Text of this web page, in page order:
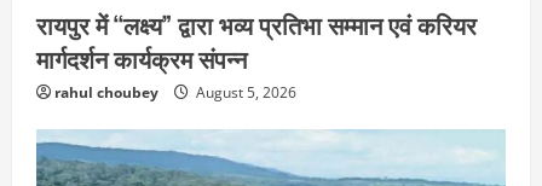
रायपुर में “लक्ष्य” द्वारा भव्य प्रतिभा सम्मान एवं करियर
मार्गदर्शन कार्यक्रम संपन्न
rahul choubey August 5, 2026